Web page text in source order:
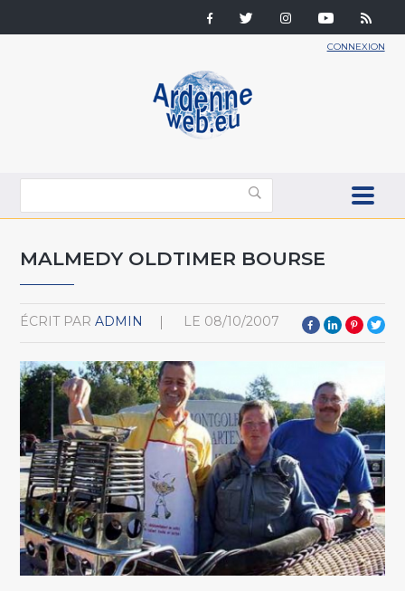
CONNEXION
MALMEDY OLDTIMER BOURSE
ÉCRIT PAR ADMIN LE 08/10/2007